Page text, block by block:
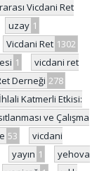
Vicdani Ret
uzay 1
Vicdani Ret 1302
1
vicdani ret
Derneği 278
Katmerli Etkisi:
ve Çalışma
53
vicdani
yayın 1
yehova